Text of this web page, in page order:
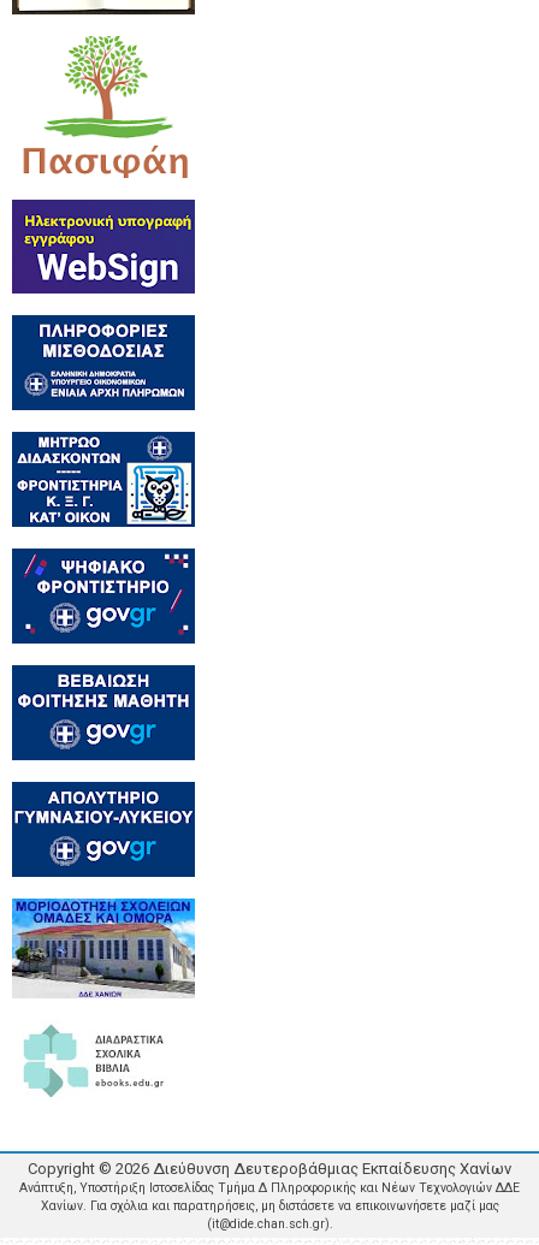
Copyright © 2026 Διεύθυνση Δευτεροβάθμιας Εκπαίδευσης Χανίων
Ανάπτυξη, Υποστήριξη Ιστοσελίδας Τμήμα Δ Πληροφορικής και Νέων Τεχνολογιών ΔΔΕ
Χανίων. Για σχόλια και παρατηρήσεις, μη διστάσετε να επικοινωνήσετε μαζί μας
(it@dide.chan.sch.gr).